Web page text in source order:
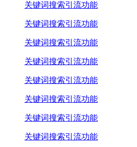
关键词搜索引流功能
关键词搜索引流功能
关键词搜索引流功能
关键词搜索引流功能
关键词搜索引流功能
关键词搜索引流功能
关键词搜索引流功能
关键词搜索引流功能